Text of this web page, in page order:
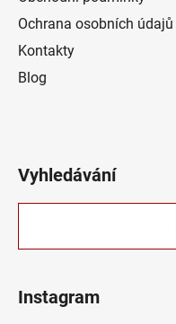
Ochrana osobních údajů
Kontakty
Blog
Vyhledávání
Instagram